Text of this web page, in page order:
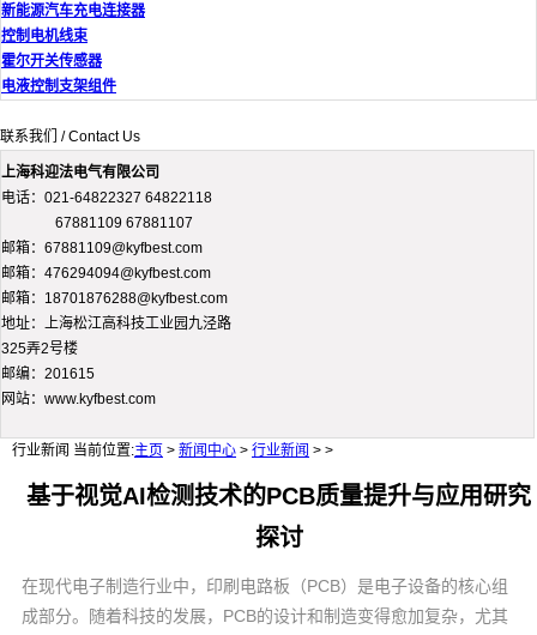
新能源汽车充电连接器
控制电机线束
霍尔开关传感器
电液控制支架组件
联系我们 / Contact Us
上海科迎法电气有限公司
电话：021-64822327 64822118
67881109 67881107
邮箱：67881109@kyfbest.com
邮箱：476294094@kyfbest.com
邮箱：18701876288@kyfbest.com
地址：上海松江高科技工业园九泾路
325弄2号楼
邮编：201615
网站：www.kyfbest.com
行业新闻 当前位置:主页 > 新闻中心 > 行业新闻 > >
基于视觉AI检测技术的PCB质量提升与应用研究
探讨
在现代电子制造行业中，印刷电路板（PCB）是电子设备的核心组
成部分。随着科技的发展，PCB的设计和制造变得愈加复杂，尤其